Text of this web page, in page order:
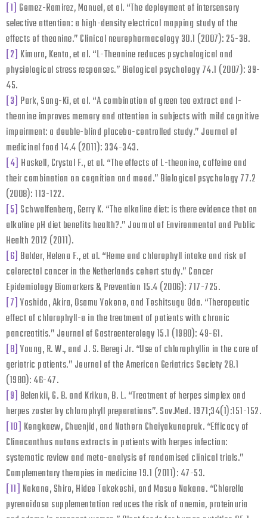
[1] Gomez-Ramirez, Manuel, et al. “The deployment of intersensory
selective attention: a high-density electrical mapping study of the
effects of theanine.” Clinical neuropharmacology 30.1 (2007): 25-38.
[2] Kimura, Kenta, et al. “L-Theanine reduces psychological and
physiological stress responses.” Biological psychology 74.1 (2007): 39-
45.
[3] Park, Sang-Ki, et al. “A combination of green tea extract and l-
theanine improves memory and attention in subjects with mild cognitive
impairment: a double-blind placebo-controlled study.” Journal of
medicinal food 14.4 (2011): 334-343.
[4] Haskell, Crystal F., et al. “The effects of L-theanine, caffeine and
their combination on cognition and mood.” Biological psychology 77.2
(2008): 113-122.
[5] Schwalfenberg, Gerry K. “The alkaline diet: is there evidence that an
alkaline pH diet benefits health?.” Journal of Environmental and Public
Health 2012 (2011).
[6] Balder, Helena F., et al. “Heme and chlorophyll intake and risk of
colorectal cancer in the Netherlands cohort study.” Cancer
Epidemiology Biomarkers & Prevention 15.4 (2006): 717-725.
[7]Yoshida, Akira, Osamu Yokono, and Toshitsugu Oda. “Therapeutic
effect of chlorophyll-a in the treatment of patients with chronic
pancreatitis.” Journal of Gastroenterology 15.1 (1980): 49-61.
[8]Young, R. W., and J. S. Beregi Jr. “Use of chlorophyllin in the care of
geriatric patients.” Journal of the American Geriatrics Society 28.1
(1980): 46-47.
[9] Belenkii, G. B. and Krikun, B. L. “Treatment of herpes simplex and
herpes zoster by chlorophyll preparations”. Sov.Med. 1971;34(1):151-152.
[10] Kongkaew, Chuenjid, and Nathorn Chaiyakunapruk. “Efficacy of
Clinacanthus nutans extracts in patients with herpes infection:
systematic review and meta-analysis of randomised clinical trials.”
Complementary therapies in medicine 19.1 (2011): 47-53.
[11] Nakano, Shiro, Hideo Takekoshi, and Masuo Nakano. “Chlorella
pyrenoidosa supplementation reduces the risk of anemia, proteinuria